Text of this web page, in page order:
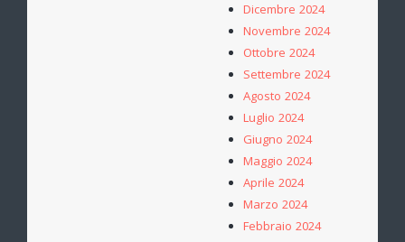
Dicembre 2024
Novembre 2024
Ottobre 2024
Settembre 2024
Agosto 2024
Luglio 2024
Giugno 2024
Maggio 2024
Aprile 2024
Marzo 2024
Febbraio 2024